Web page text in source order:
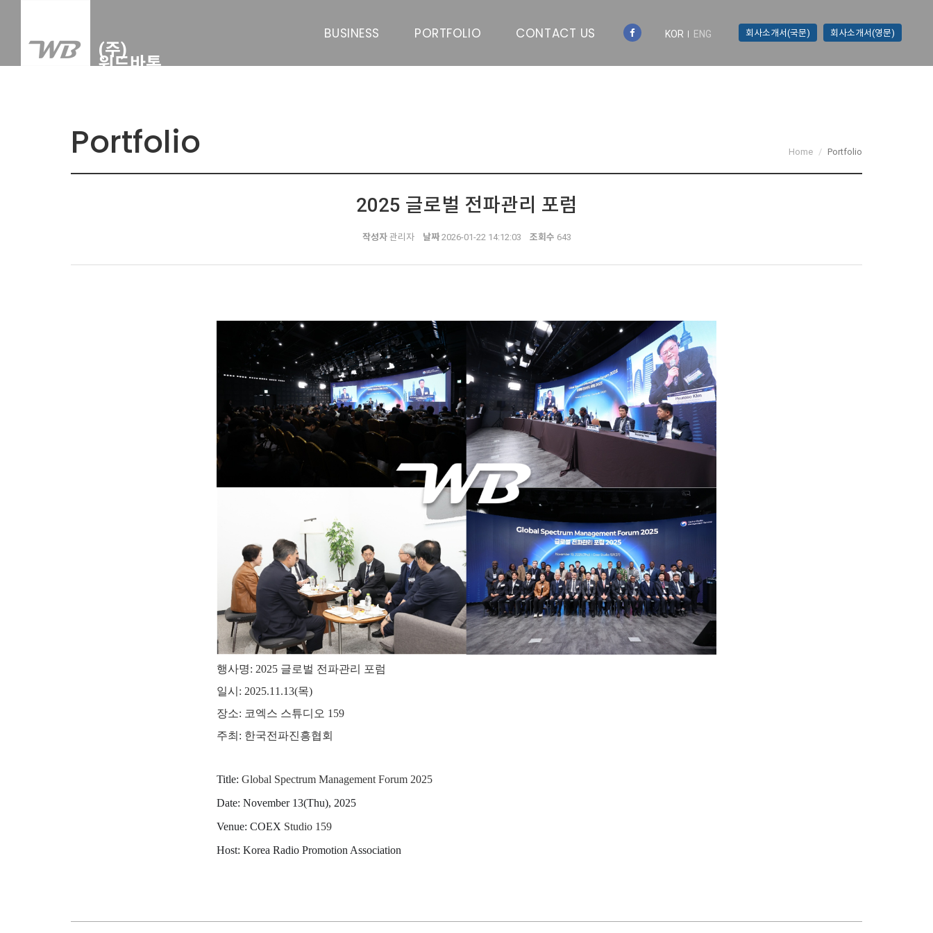
BUSINESS PORTFOLIO CONTACT US KOR ENG 회사소개서(국문) 회사소개서(영문)
Portfolio Home Portfolio
2025 글로벌 전파관리 포럼
작성자관리자 날짜2026-01-22 14:12:03 조회수 643
행사명: 2025 글로벌 전파관리 포럼
일시: 2025.11.13(목)
장소: 코엑스 스튜디오 159
주최: 한국전파진흥협회
Title: Global Spectrum Management Forum 2025
Date: November 13(Thu), 2025
Venue: COEX Studio 159
Host: Korea Radio Promotion Association